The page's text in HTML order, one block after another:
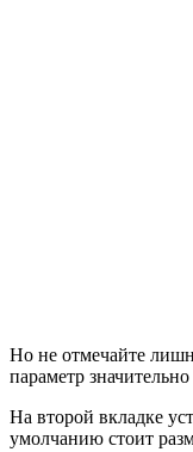
Но не отмечайте
параметр
На второй вкладке
умолчанию стоит